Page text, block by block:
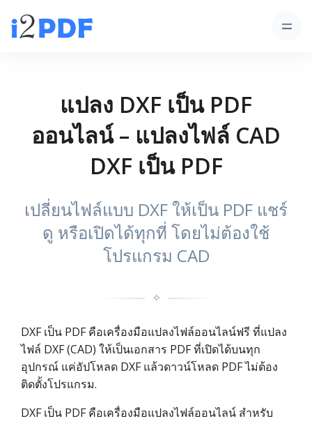
แปลง DXF เป็น PDF
ออนไลน์ – แปลงไฟล์ CAD
DXF เป็น PDF
เปลี่ยนไฟล์แบบ DXF ให้เป็น PDF แชร์
ดู หรือเปิดได้ทุกที่ โดยไม่ต้องใช้
โปรแกรม CAD
✧
DXF เป็น PDF คือเครื่องมือแปลงไฟล์ออนไลน์ฟรี ที่แปลง
ไฟล์ DXF (CAD) ให้เป็นเอกสาร PDF ที่เปิดได้บนทุก
อุปกรณ์ แค่อัปโหลด DXF แล้วดาวน์โหลด PDF ไม่ต้อง
ติดตั้งโปรแกรม.
DXF เป็น PDF คือเครื่องมือแปลงไฟล์ออนไลน์ สำหรับ